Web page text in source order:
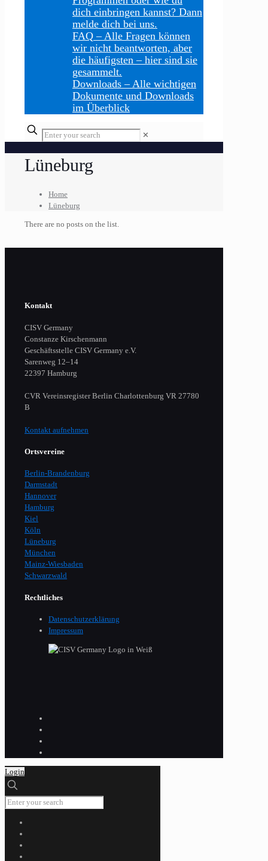
dich einbringen kannst? Dann
melde dich bei uns.
FAQ –Alle Fragen können
wir nicht beantworten, aber
die häufigsten – hier sind sie
gesammelt.
Downloads –Alle wichtigen
Dokumente und Downloads
im Überblick
Enter
your
✕
Lüneburg
Home
Lüneburg
There are no posts on the list.
Kontakt
CISV Germany
Constanze Kirschenmann
Geschäftsstelle CISV Germany e.V.
Sarenweg 12–14
22397 Hamburg
CVR Vereinsregister Berlin Charlottenburg VR 27780
B
Kontakt aufnehmen
Ortsvereine
Berlin-Brandenburg
Darmstadt
Hannover
Hamburg
Kiel
Köln
Lüneburg
München
Mainz-Wiesbaden
Schwarzwald
Rechtliches
Datenschutzerklärung
Impressum
Login